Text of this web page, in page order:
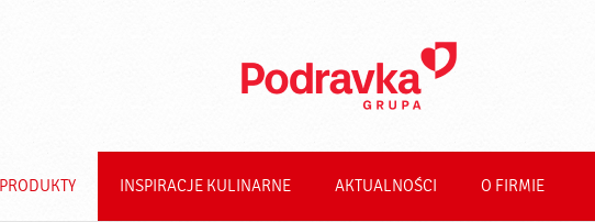
PRODUKTY INSPIRACJE KULINARNE AKTUALNOŚCI O FIRMIE